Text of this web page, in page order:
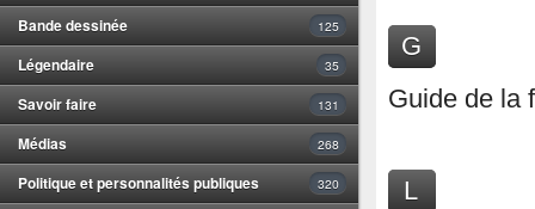
Bande dessinée 125
Légendaire 35
Savoir faire 131
Médias 268
Politique et personnalités publiques 320
G
Guide de la
L